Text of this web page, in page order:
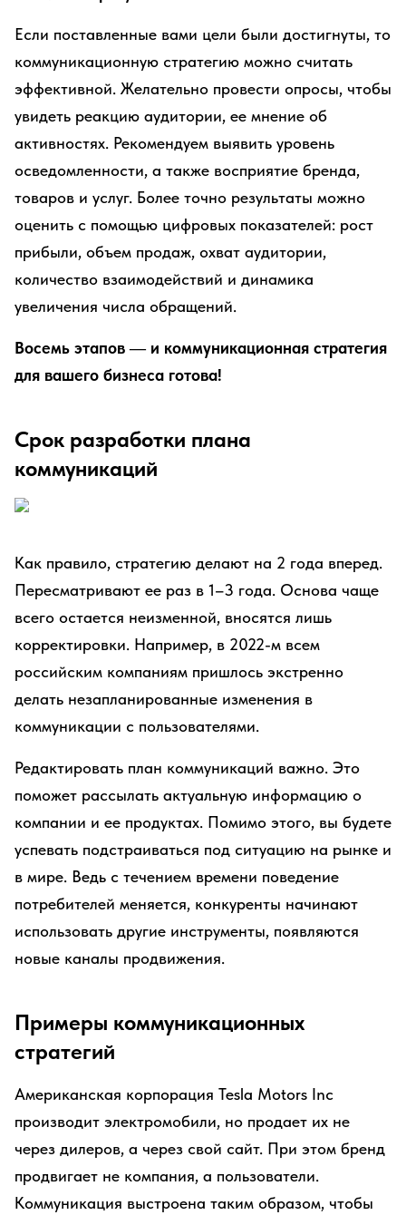
Если поставленные вами цели были достигнуты, то
коммуникационную стратегию можно считать
эффективной. Желательно провести опросы, чтобы
увидеть реакцию аудитории, ее мнение об
активностях. Рекомендуем выявить уровень
осведомленности, а также восприятие бренда,
товаров и услуг. Более точно результаты можно
оценить с помощью цифровых показателей: рост
прибыли, объем продаж, охват аудитории,
количество взаимодействий и динамика
увеличения числа обращений.
Восемь этапов — и коммуникационная стратегия
для вашего бизнеса готова!
Срок разработки плана
коммуникаций
Как правило, стратегию делают на 2 года вперед.
Пересматривают ее раз в 1–3 года. Основа чаще
всего остается неизменной, вносятся лишь
корректировки. Например, в 2022-м всем
российским компаниям пришлось экстренно
делать незапланированные изменения в
коммуникации с пользователями.
Редактировать план коммуникаций важно. Это
поможет рассылать актуальную информацию о
компании и ее продуктах. Помимо этого, вы будете
успевать подстраиваться под ситуацию на рынке и
в мире. Ведь с течением времени поведение
потребителей меняется, конкуренты начинают
использовать другие инструменты, появляются
новые каналы продвижения.
Примеры коммуникационных
стратегий
Американская корпорация Tesla Motors Inc
производит электромобили, но продает их не
через дилеров, а через свой сайт. При этом бренд
продвигает не компания, а пользователи.
Коммуникация выстроена таким образом, чтобы